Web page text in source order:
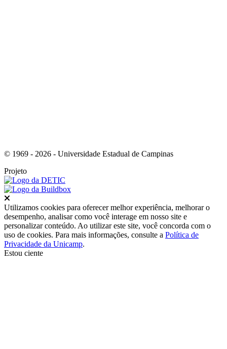
© 1969 - 2026 - Universidade Estadual de Campinas
Projeto
Utilizamos cookies para oferecer melhor experiência, melhorar o
desempenho, analisar como você interage em nosso site e
personalizar conteúdo. Ao utilizar este site, você concorda com o
uso de cookies. Para mais informações, consulte a Política de
Privacidade da Unicamp.
Estou ciente